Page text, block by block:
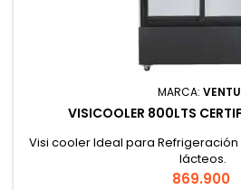
MARCA:
VISICOOLER 800LTS
Visi cooler Ideal para
lácteos.
Precio
869.900